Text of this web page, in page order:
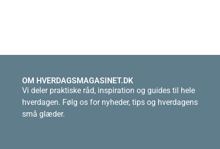
OM HVERDAGSMAGASINET.DK
Vi deler praktiske råd, inspiration og guides til hele
hverdagen. Følg os for nyheder, tips og hverdagens
små glæder.